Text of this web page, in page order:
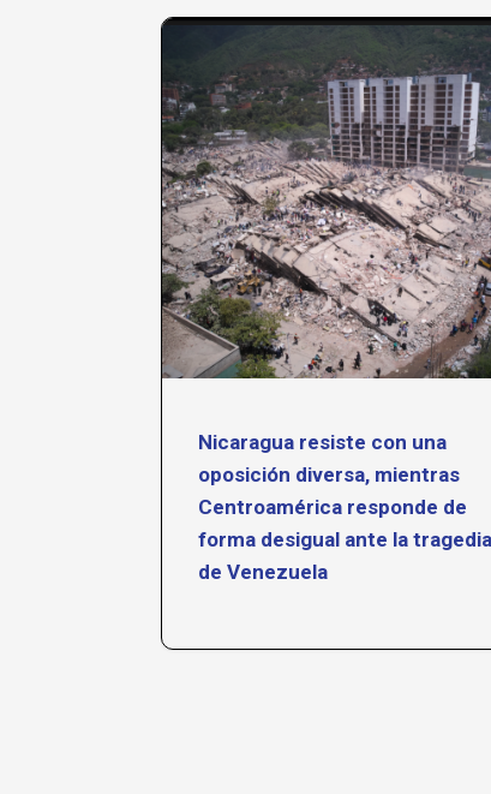
Nicaragua resiste con una
oposición diversa, mientras
Centroamérica responde de
forma desigual ante la tragedia
de Venezuela